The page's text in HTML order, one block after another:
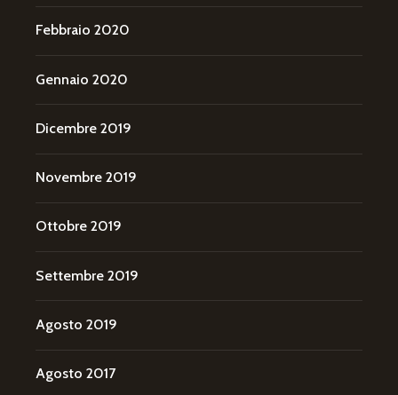
Febbraio 2020
Gennaio 2020
Dicembre 2019
Novembre 2019
Ottobre 2019
Settembre 2019
Agosto 2019
Agosto 2017